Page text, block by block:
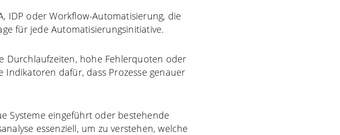
IDP oder Workflow-Automatisierung, die
für jede Automatisierungsinitiative.
Durchlaufzeiten, hohe Fehlerquoten oder
dafür, dass Prozesse genauer
Systeme eingeführt oder bestehende
essenziell, um zu verstehen, welche